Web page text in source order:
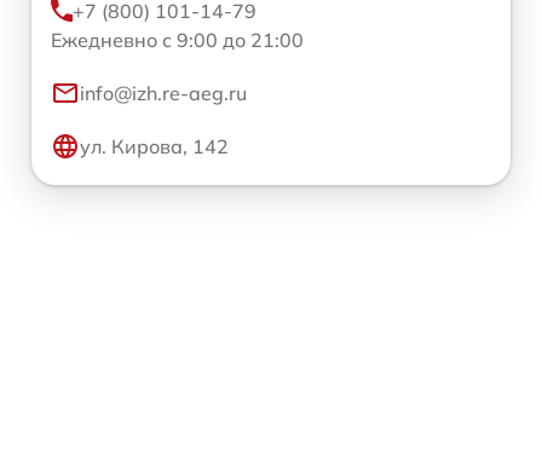
+7 (800) 101-14-79
Ежедневно с 9:00 до 21:00
info@izh.re-aeg.ru
ул. Кирова, 142